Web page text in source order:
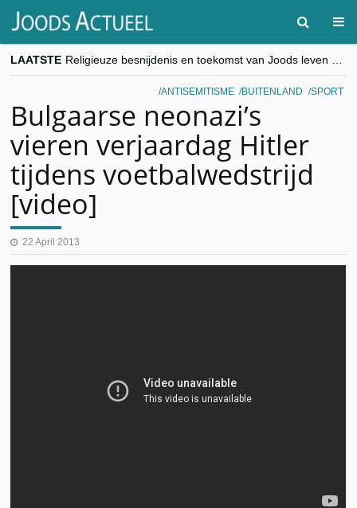
LAATSTE
“Besnijdenisdebat toont hoe moeilijk seculiere Westen minderheden begrijpt”, Jinnih Beels (Vooruit)
CITYTRIP | ROEMENIË – Boekarest: de verrassing van Oost-Europa
ANTISEMITISME BUITENLAND SPORT
Bulgaarse neonazi’s
vieren verjaardag Hitler
tijdens voetbalwedstrijd
[video]
22 April 2013